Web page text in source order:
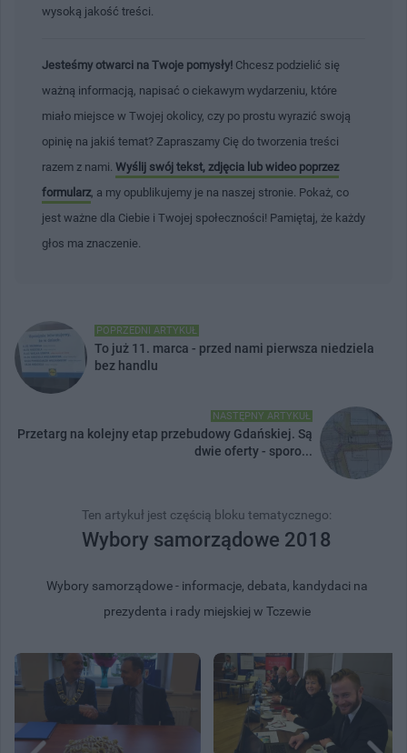
wysoką jakość treści.
Jesteśmy otwarci na Twoje pomysły! Chcesz podzielić się
ważną informacją, napisać o ciekawym wydarzeniu, które
miało miejsce w Twojej okolicy, czy po prostu wyrazić swoją
opinię na jakiś temat? Zapraszamy Cię do tworzenia treści
razem z nami. Wyślij swój tekst, zdjęcia lub wideo poprzez
formularz , a my opublikujemy je na naszej stronie. Pokaż, co
jest ważne dla Ciebie i Twojej społeczności! Pamiętaj, że każdy
głos ma znaczenie.
POPRZEDNI ARTYKUŁ
To już 11. marca - przed nami pierwsza niedziela
bez handlu
NASTĘPNY ARTYKUŁ
Przetarg na kolejny etap przebudowy Gdańskiej. Są
dwie oferty - sporo...
Ten artykuł jest częścią bloku tematycznego:
Wybory samorządowe 2018
Wybory samorządowe - informacje, debata, kandydaci na
prezydenta i rady miejskiej w Tczewie